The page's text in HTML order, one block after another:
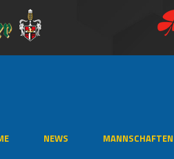
NEWS MANNSCHAFTEN